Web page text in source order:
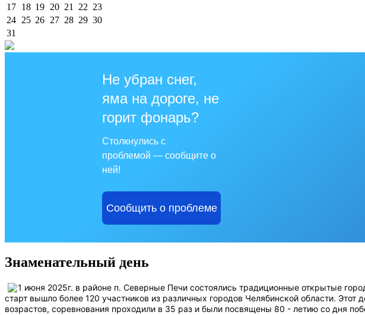
17 18 19 20 21 22 23
24 25 26 27 28 29 30
31
Не убран снег,
яма на дороге, не
горит фонарь?
Столкнулись с
проблемой — сообщите о
ней!
Сообщить о проблеме
Знаменательный день
1 июня 2025г. в районе п. Северные Печи состоялись традиционные открытые
старт вышло более 120 участников из различных городов Челябинской области.
возрастов, соревнования проходили в 35 раз и были посвящены 80 - летию со дня